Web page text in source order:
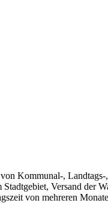
Kommunal-,
Versand der
von mehreren